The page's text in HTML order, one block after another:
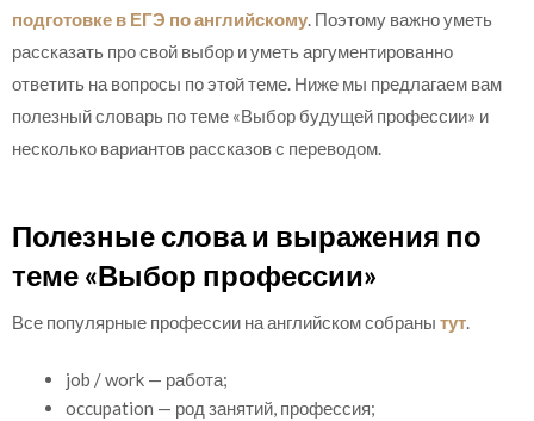
подготовке в ЕГЭ по английскому. Поэтому важно уметь
рассказать про свой выбор и уметь аргументированно
ответить на вопросы по этой теме. Ниже мы предлагаем вам
полезный словарь по теме «Выбор будущей профессии» и
несколько вариантов рассказов с переводом.
Полезные слова и выражения по
теме «Выбор профессии»
Все популярные профессии на английском собраны тут.
job / work — работа;
occupation — род занятий, профессия;